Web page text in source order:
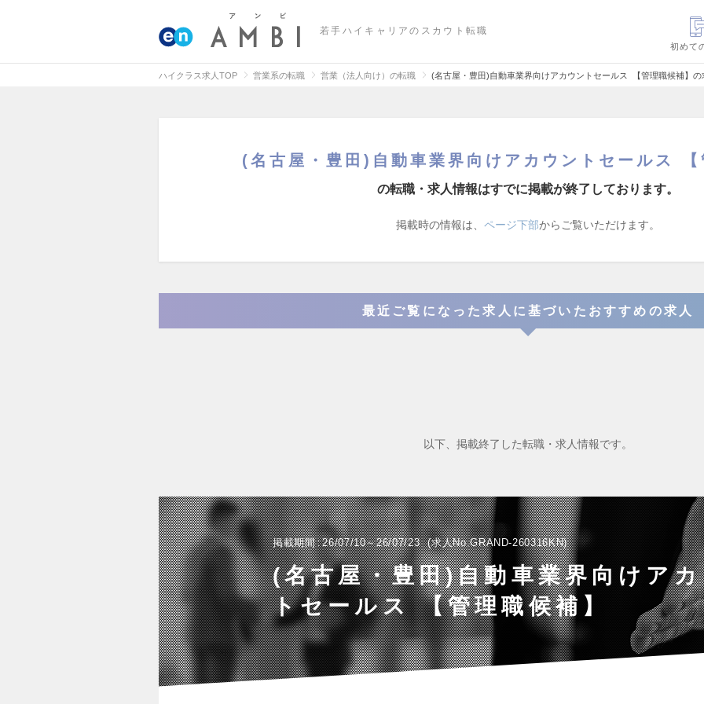
若手ハイキャリアのスカウト転職
初めて
ハイクラス求人TOP 営業系の転職 営業（法人向け）の転職 (名古屋・豊田)自動車業界向けアカウントセールス 【管理職候補】の
(名古屋・豊田)自動車業界向けアカウントセールス
の転職・求人情報はすでに掲載が終了しております。
掲載時の情報は、 ページ下部からご覧いただけます。
最近ご覧になった求人に基づいたおすすめの求人
以下、掲載終了した転職・求人情報です。
掲載期間 26/07/10～26/07/23 求人No.GRAND-260316KN
(名古屋・豊田)自動車業界向けア
トセールス 【管理職候補】